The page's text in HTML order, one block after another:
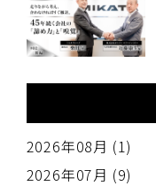
2026年08月 (1)
2026年07月 (9)